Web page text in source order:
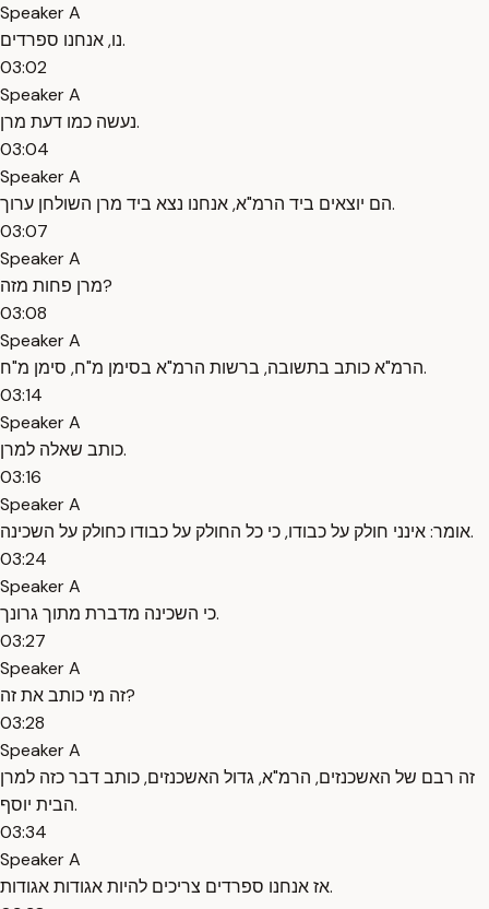
Speaker A
נו, אנחנו ספרדים.
03:02
Speaker A
נעשה כמו דעת מרן.
03:04
Speaker A
הם יוצאים ביד הרמ"א, אנחנו נצא ביד מרן השולחן ערוך.
03:07
Speaker A
מרן פחות מזה?
03:08
Speaker A
הרמ"א כותב בתשובה, ברשות הרמ"א בסימן מ"ח, סימן מ"ח.
03:14
Speaker A
כותב שאלה למרן.
03:16
Speaker A
אומר: אינני חולק על כבודו, כי כל החולק על כבודו כחולק על השכינה.
03:24
Speaker A
כי השכינה מדברת מתוך גרונך.
03:27
Speaker A
זה מי כותב את זה?
03:28
Speaker A
זה רבם של האשכנזים, הרמ"א, גדול האשכנזים, כותב דבר כזה למרן
הבית יוסף.
03:34
Speaker A
אז אנחנו ספרדים צריכים להיות אגודות אגודות.